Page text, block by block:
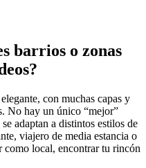
barrios o zonas
con muchas capas y
No hay un único “mejor”
adaptan a distintos estilos de
viajero de media estancia o
local, encontrar tu rincón